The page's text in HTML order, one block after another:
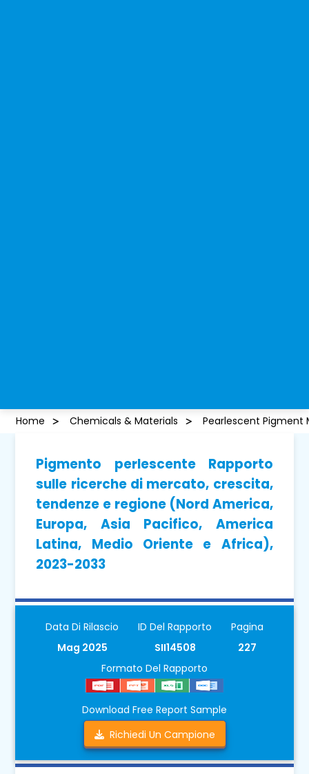
Home Chemicals & Materials Pearlescent Pigment
Pigmento perlescente Rapporto
sulle ricerche di mercato, crescita,
tendenze e regione (Nord America,
Europa, Asia Pacifico, America
Latina, Medio Oriente e Africa),
2023-2033
Data Di Rilascio
Mag 2025
ID Del Rapporto
SII14508
Pagina
227
Formato Del Rapporto
Download Free Report Sample
Richiedi Un Campione